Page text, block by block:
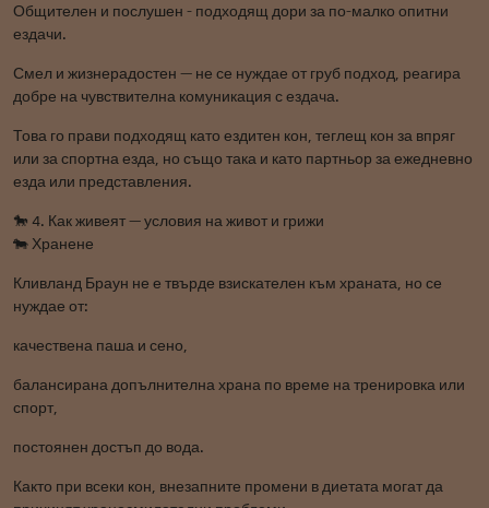
Общителен и послушен - подходящ дори за по-малко опитни
ездачи.
Смел и жизнерадостен — не се нуждае от груб подход, реагира
добре на чувствителна комуникация с ездача.
Това го прави подходящ като ездитен кон, теглещ кон за впряг
или за спортна езда, но също така и като партньор за ежедневно
езда или представления.
🐎 4. Как живеят — условия на живот и грижи
🐄 Хранене
Кливланд Браун не е твърде взискателен към храната, но се
нуждае от:
качествена паша и сено,
балансирана допълнителна храна по време на тренировка или
спорт,
постоянен достъп до вода.
Както при всеки кон, внезапните промени в диетата могат да